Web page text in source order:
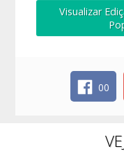
Visualizar
00